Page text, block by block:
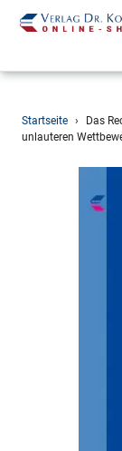
Direkt
zum
Startseite ›
Das
unlauteren